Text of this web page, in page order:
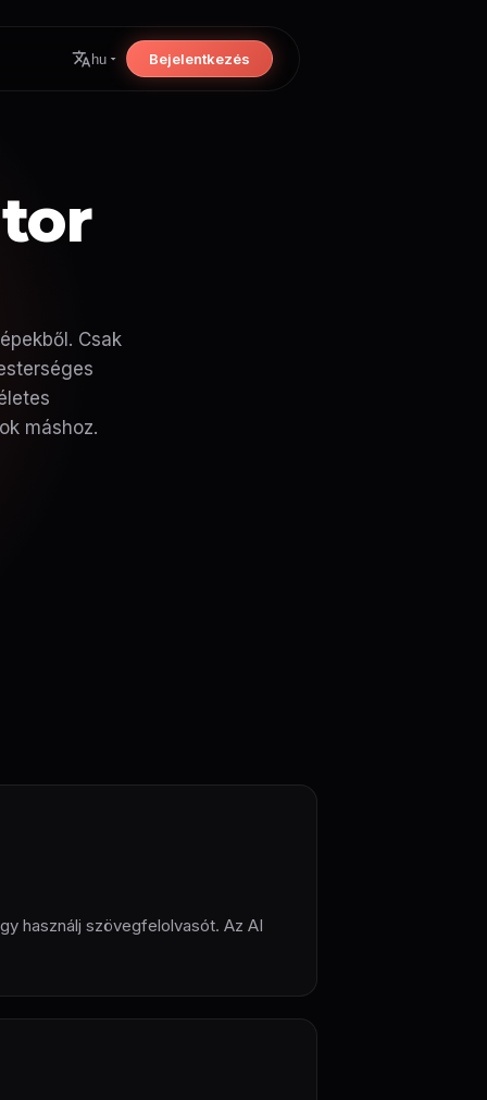
hu Bejelentkezés
Csak
máshoz.
használj szövegfelolvasót. Az AI